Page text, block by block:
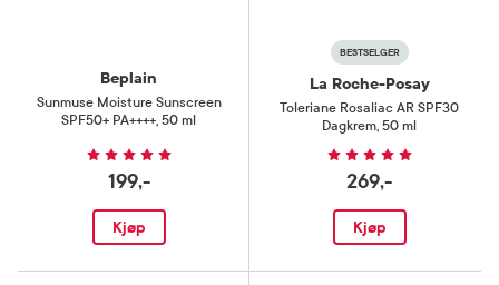
Beplain
Sunmuse Moisture Sunscreen
SPF50+ PA++++, 50 ml
199,-
Kjøp
BESTSELGER
La Roche-Posay
Toleriane Rosaliac AR SPF30
Dagkrem, 50 ml
269,-
Kjøp